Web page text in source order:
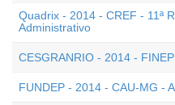
Quadrix - 2014 - CREF - 11ª
Administrativo
CESGRANRIO - 2014 -
FUNDEP - 2014 - CAU-MG -